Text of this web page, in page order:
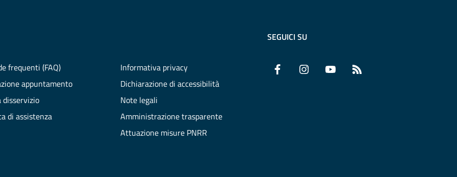
frequenti (FAQ)
appuntamento
disservizio
di assistenza
Informativa privacy
Dichiarazione di accessibilità
Note legali
Amministrazione trasparente
Attuazione misure PNRR
SEGUICI SU
Facebook InstagramYouTube